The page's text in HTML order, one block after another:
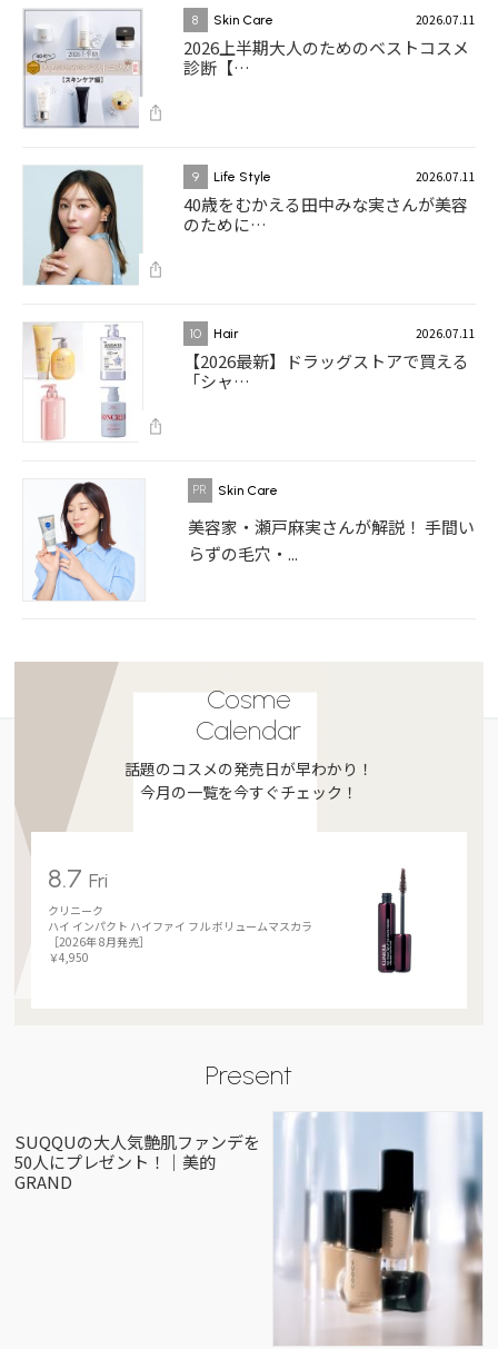
8 Skin Care 2026.07.11
2026上半期大人のためのベストコスメ
診断【…
9 Life Style 2026.07.11
40歳をむかえる田中みな実さんが美容
のために…
10 Hair 2026.07.11
【2026最新】ドラッグストアで買える
「シャ…
Skin Care
美容家・瀬戸麻実さんが解説！ 手間い
らずの毛穴・...
Cosme
Calendar
話題のコスメの発売日が早わかり！
今月の一覧を今すぐチェック！
8.7Fri
クリニーク
ハイ インパクト ハイファイ フル ボリュームマスカラ
［2026年 8月発売］
￥4,950
Present
SUQQUの大人気艶肌ファンデを
50人にプレゼント！｜美的
GRAND